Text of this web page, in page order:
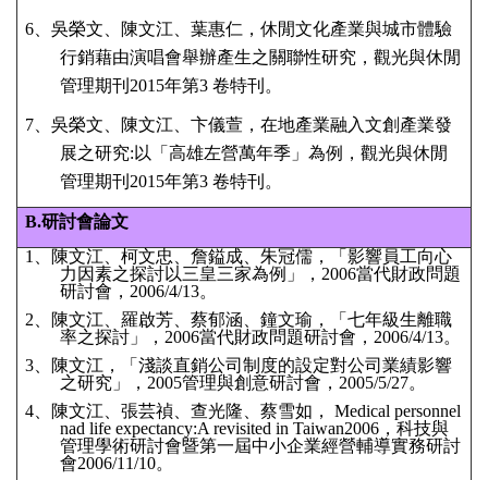
6、吳榮文、陳文江、葉惠仁，休閒文化產業與城市體驗
行銷藉由演唱會舉辦產生之關聯性研究，觀光與休閒
管理期刊2015年第3 卷特刊。
7、吳榮文、陳文江、卞儀萱，在地產業融入文創產業發
展之研究:以「高雄左營萬年季」為例，觀光與休閒
管理期刊2015年第3 卷特刊。
B.研討會論文
1、陳文江、柯文忠、詹鎰成、朱冠儒，「影響員工向心
力因素之探討以三皇三家為例」，2006當代財政問題
研討會，2006/4/13。
2、陳文江、羅啟芳、蔡郁涵、鐘文瑜，「七年級生離職
率之探討」，2006當代財政問題研討會，2006/4/13。
3、陳文江，「淺談直銷公司制度的設定對公司業績影響
之研究」，2005管理與創意研討會，2005/5/27。
4、陳文江、張芸禎、查光隆、蔡雪如， Medical personnel
nad life expectancy:A revisited in Taiwan2006，科技與
管理學術研討會暨第一屆中小企業經營輔導實務研討
會2006/11/10。